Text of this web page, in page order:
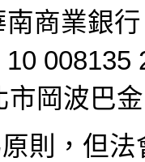
商業銀行
10 008135
市岡波巴
則，但